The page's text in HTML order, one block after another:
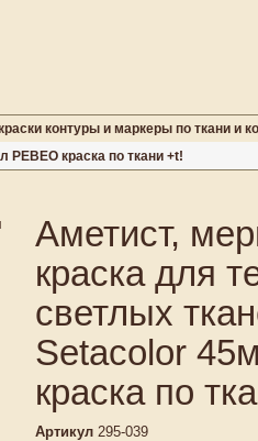
контуры и маркеры по ткани и
краска по ткани +t!
Аметист,
краска для
светлых
Setacolor
краска по
Артикул 295-039